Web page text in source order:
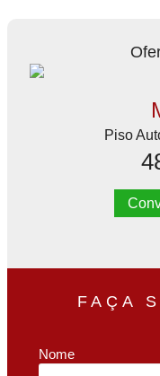
Piso
FAÇA
Nome